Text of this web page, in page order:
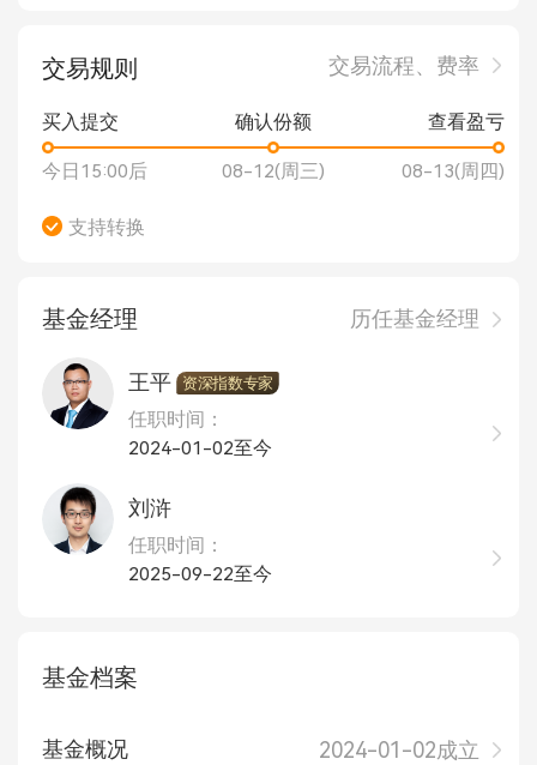
交易规则 交易流程、费率
买入提交
今日15:00后
确认份额
08-12(周三)
查看盈亏
08-13(周四)
支持转换
基金经理 历任基金经理
王平 资深指数专家
任职时间：
2024-01-02至今
刘浒
任职时间：
2025-09-22至今
基金档案
基金概况 2024-01-02成立